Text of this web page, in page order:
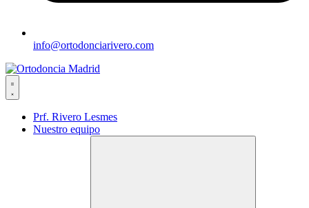
info@ortodonciarivero.com
Prf. Rivero Lesmes
Nuestro equipo